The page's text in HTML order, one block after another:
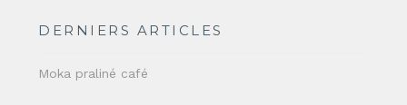
DERNIERS ARTICLES
Moka praliné café